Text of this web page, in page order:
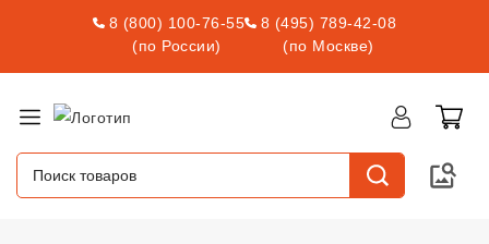
8 (800) 100-76-55
(по России)
8 (495) 789-42-08
(по Москве)